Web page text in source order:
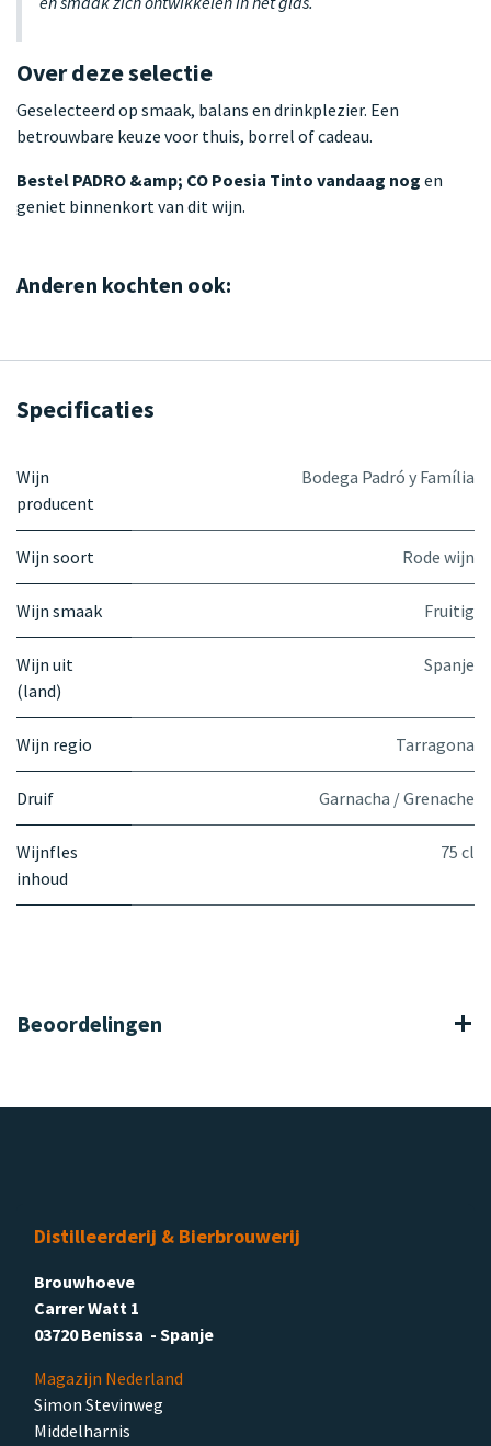
Over deze selectie
Geselecteerd op smaak, balans en drinkplezier. Een
betrouwbare keuze voor thuis, borrel of cadeau.
Bestel PADRO &amp; CO Poesia Tinto vandaag nog en
geniet binnenkort van dit wijn.
Anderen kochten ook:
Specificaties
Wijn
producent
Bodega Padró y Família
Wijn soort Rode wijn
Wijn smaak Fruitig
Wijn uit
(land)
Spanje
Wijn regio Tarragona
Druif Garnacha / Grenache
Wijnfles
inhoud
75 cl
Beoordelingen
Distilleerderij & Bierbrouwerij
Brouwhoeve
Carrer Watt 1
03720 Benissa - Spanje
Magazijn Nederland
Simon Stevinweg
Middelharnis